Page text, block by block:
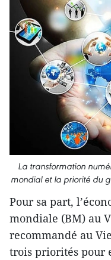
La transformation
mondial et la priorité du
Pour sa part,
mondiale (BM) au
recommandé au
trois priorités pour